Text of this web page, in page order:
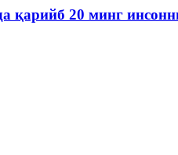
қарийб 20 минг